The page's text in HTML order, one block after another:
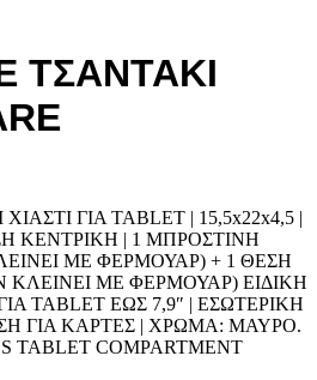
ΤΣΑΝΤΑΚΙ
ΓΙΑ TABLET | 15,5x22x4,5 |
ΚΕΝΤΡΙΚΗ | 1 ΜΠΡΟΣΤΙΝΗ
ΜΕ ΦΕΡΜΟΥΑΡ) + 1 ΘΕΣΗ
ΜΕ ΦΕΡΜΟΥΑΡ) ΕΙΔΙΚΗ
TABLET ΕΩΣ 7,9″ | ΕΣΩΤΕΡΙΚΗ
ΓΙΑ ΚΑΡΤΕΣ | ΧΡΩΜΑ: ΜΑΥΡΟ.
TABLET COMPARTMENT